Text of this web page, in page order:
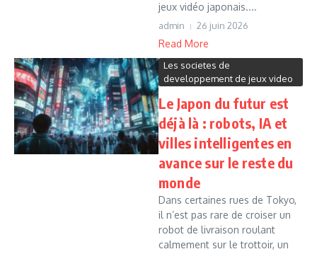
jeux vidéo japonais....
admin 26 juin 2026
Read More
Les societes de
developpement de jeux video
Le Japon du futur est
déjà là : robots, IA et
villes intelligentes en
avance sur le reste du
monde
Dans certaines rues de Tokyo,
il n’est pas rare de croiser un
robot de livraison roulant
calmement sur le trottoir, un